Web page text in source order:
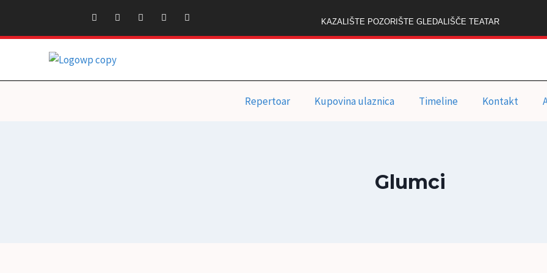
KAZALIŠTE POZORIŠTE GLEDALIŠČE TEATAR
Repertoar Kupovina ulaznica Timeline Kontakt
Glumci